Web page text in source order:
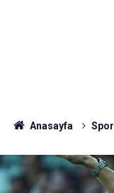
Anasayfa Spor